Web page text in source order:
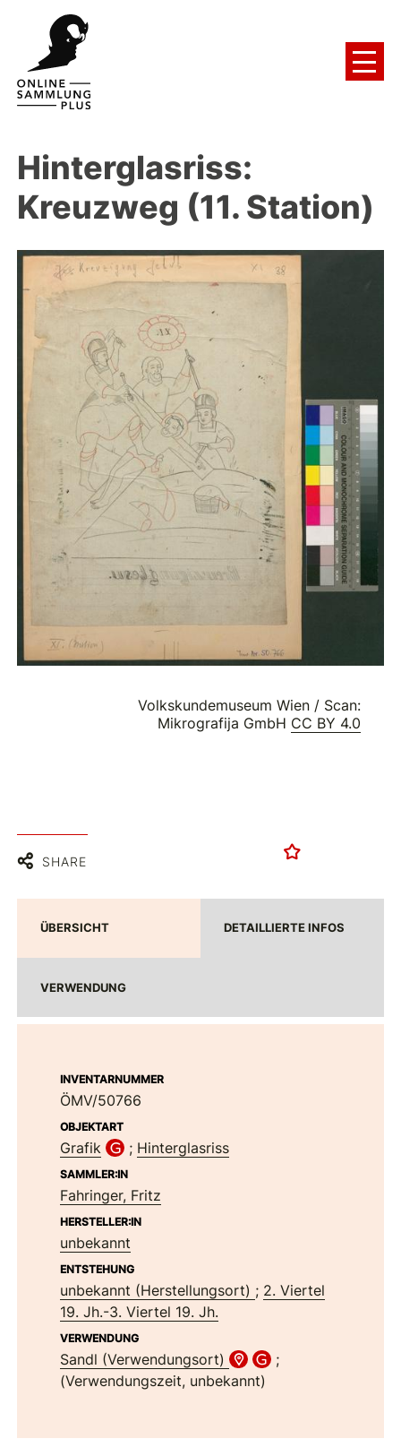
Hinterglasriss:
Kreuzweg (11. Station)
Volkskundemuseum Wien / Scan:
Mikrografija GmbH CC BY 4.0
SHARE
ÜBERSICHT DETAILLIERTE INFOS
VERWENDUNG
INVENTARNUMMER
ÖMV/50766
OBJEKTART
Grafik ; Hinterglasriss
SAMMLER:IN
Fahringer, Fritz
HERSTELLER:IN
unbekannt
ENTSTEHUNG
unbekannt (Herstellungsort) ; 2. Viertel
19. Jh.-3. Viertel 19. Jh.
VERWENDUNG
Sandl (Verwendungsort)
;
(Verwendungszeit, unbekannt)